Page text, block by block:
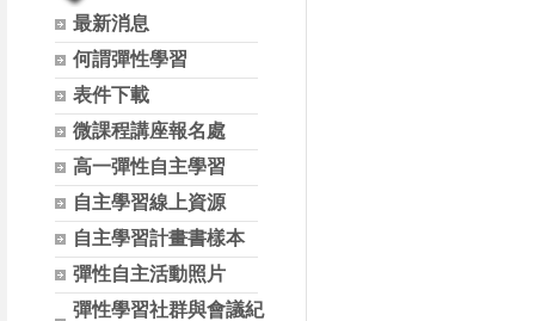
最新消息
何謂彈性學習
表件下載
微課程講座報名處
高一彈性自主學習
自主學習線上資源
自主學習計畫書樣本
彈性自主活動照片
彈性學習社群與會議紀